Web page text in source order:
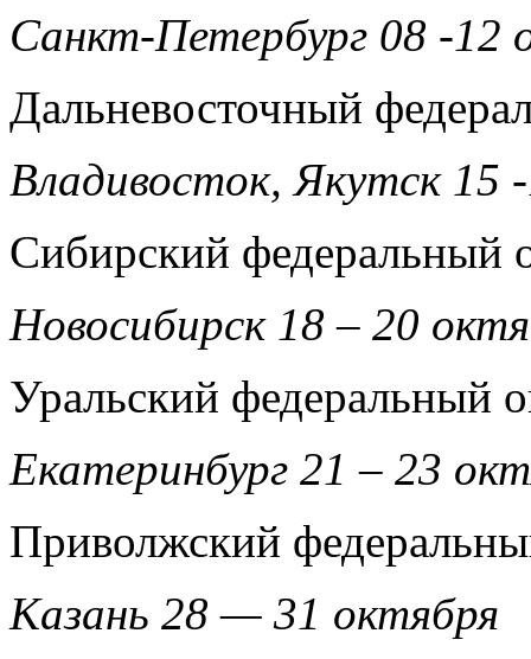
Санкт-Петербург 08 -12
Дальневосточный
Владивосток, Якутск 15
Сибирский федеральный
Новосибирск 18 – 20
Уральский федеральный
Екатеринбург 21 – 23
Приволжский
Казань 28 — 31 октября